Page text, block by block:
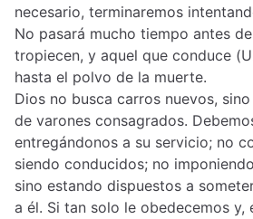
necesario, terminaremos
No pasará mucho tiempo antes
tropiecen, y aquel que conduce
hasta el polvo de la muerte.
Dios no busca carros nuevos,
de varones consagrados.
entregándonos a su servicio; no
siendo conducidos; no
sino estando dispuestos a
a él. Si tan solo le obedecemos y,